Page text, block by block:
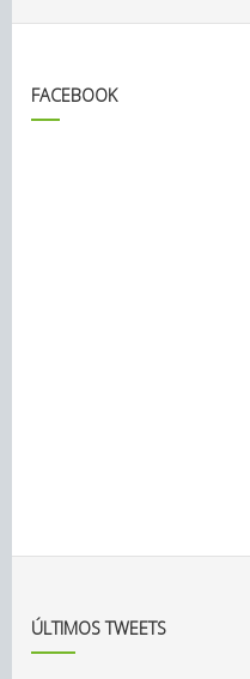
FACEBOOK
ÚLTIMOS TWEETS